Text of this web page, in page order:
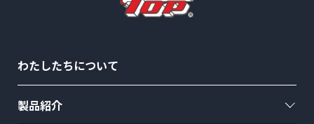
わたしたちについて
製品紹介